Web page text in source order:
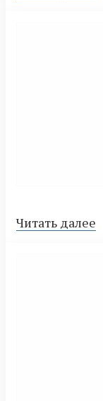
Читать далее